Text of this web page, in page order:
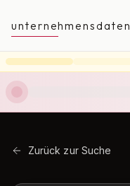
unternehmensdaten
Zurück zur Suche